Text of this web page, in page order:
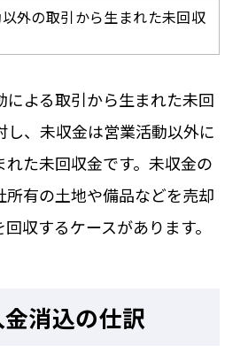
外の取引から生まれた未回収
による取引から生まれた未回
、未収金は営業活動以外に
れた未回収金です。未収金の
有の土地や備品などを売却
収するケースがあります。
消込の仕訳